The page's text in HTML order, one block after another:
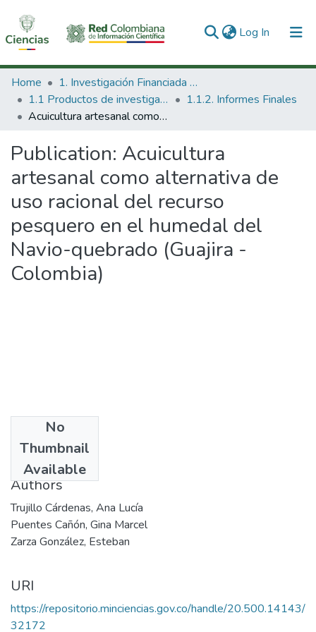
Log In (current)
Communities & Collections
All of DSpace
Home
1. Investigación Financiada con Recursos Públicos
1.1 Productos de investigación
1.1.2. Informes Finales
Acuicultura artesanal como alternativa de uso racional del recurso pesquero en el humedal del Navio-quebrado (Guajira - Colombia)
Publication: Acuicultura
artesanal como alternativa de
uso racional del recurso
pesquero en el humedal del
Navio-quebrado (Guajira -
Colombia)
No
Thumbnail
Available
2003
Authors
Trujillo Cárdenas, Ana Lucía
Puentes Cañón, Gina Marcel
Zarza González, Esteban
URI
https://repositorio.minciencias.gov.co/handle/20.500.14143/
32172